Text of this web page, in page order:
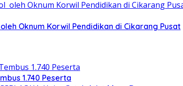
Oknum Korwil Pendidikan di Cikarang Pusat
1.740 Peserta